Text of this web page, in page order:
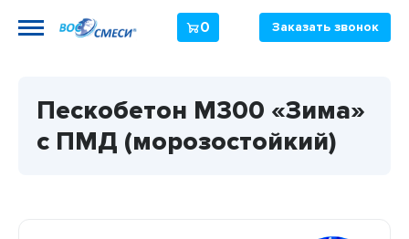
0 Заказать звонок
Пескобетон М300 «Зима»
с ПМД (морозостойкий)